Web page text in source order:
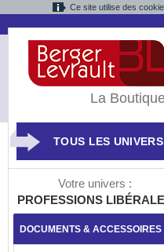
Ce site utilise des
La
TOUS LES UNIVERS
Votre univers :
PROFESSIONS
DOCUMENTS & ACCESSOIRES